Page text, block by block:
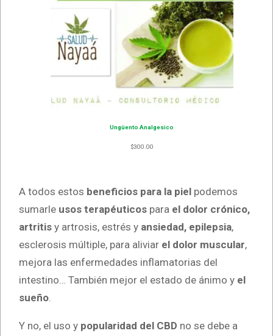
Ungüento Analgesico
$300.00
A todos estos beneficios para la piel podemos
sumarle usos terapéuticos para el dolor crónico,
artritis y artrosis, estrés y ansiedad, epilepsia,
esclerosis múltiple, para aliviar el dolor muscular,
mejora las enfermedades inflamatorias del
intestino… También mejor el estado de ánimo y el
sueño
Y no, el uso y popularidad del CBD no se debe a